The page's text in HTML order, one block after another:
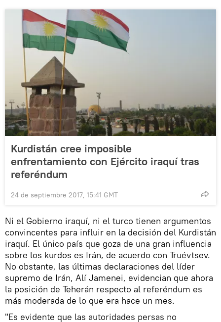
Kurdistán cree imposible
enfrentamiento con Ejército iraquí tras
referéndum
24 de septiembre 2017, 15:41 GMT
Ni el Gobierno iraquí, ni el turco tienen argumentos
convincentes para influir en la decisión del Kurdistán
iraquí. El único país que goza de una gran influencia
sobre los kurdos es Irán, de acuerdo con Truévtsev.
No obstante, las últimas declaraciones del líder
supremo de Irán, Alí Jamenei, evidencian que ahora
la posición de Teherán respecto al referéndum es
más moderada de lo que era hace un mes.
"Es evidente que las autoridades persas no